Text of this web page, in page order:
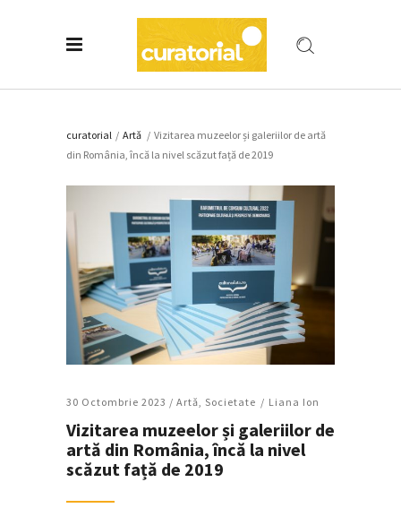
curatorial / Artǎ / Vizitarea muzeelor și galeriilor de artă
din România, încă la nivel scăzut față de 2019
30 Octombrie 2023 / Artǎ, Societate Liana Ion
Vizitarea muzeelor și galeriilor de
artă din România, încă la nivel
scăzut față de 2019